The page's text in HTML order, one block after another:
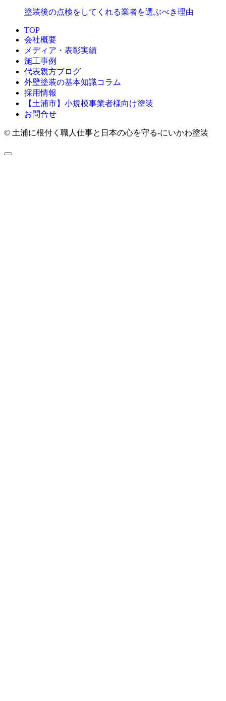
塗装後の点検をしてくれる業者を選ぶべき理由
TOP
会社概要
メディア・表彰実績
施工事例
代表親方ブログ
外壁塗装の基本知識コラム
採用情報
【土浦市】小規模事業者様向け塗装
お問合せ
© 土浦に根付く職人仕事と日本の心を守る‐にいかわ塗装